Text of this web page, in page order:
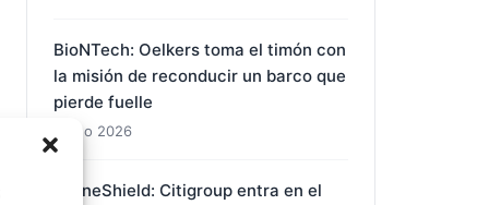
BioNTech: Oelkers toma el timón con
la misión de reconducir un barco que
pierde fuelle
7 Ago 2026
DroneShield: Citigroup entra en el